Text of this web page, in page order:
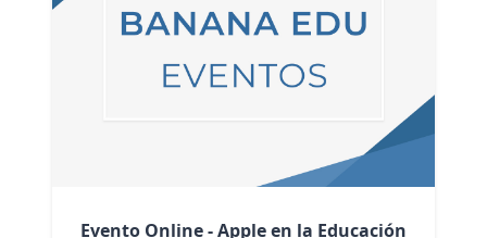
Evento Online - Apple en la Educación